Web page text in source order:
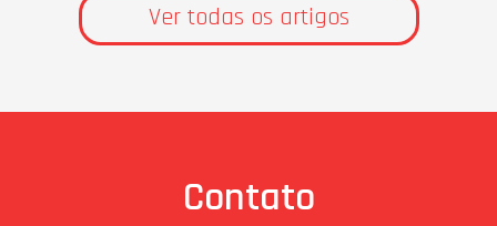
Ver todas os artigos
Contato